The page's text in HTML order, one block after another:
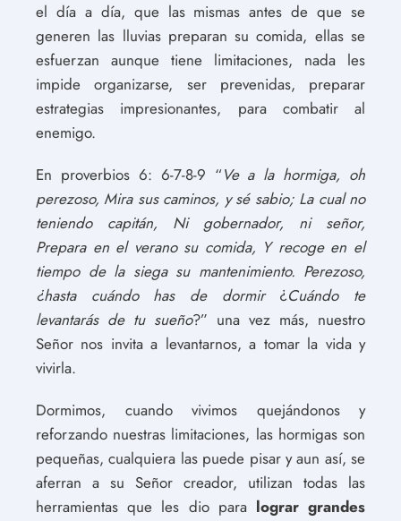
el día a día, que las mismas antes de que se
generen las lluvias preparan su comida, ellas se
esfuerzan aunque tiene limitaciones, nada les
impide organizarse, ser prevenidas, preparar
estrategias impresionantes, para combatir al
enemigo.
En proverbios 6: 6-7-8-9 “Ve a la hormiga, oh
perezoso, Mira sus caminos, y sé sabio; La cual no
teniendo capitán, Ni gobernador, ni señor,
Prepara en el verano su comida, Y recoge en el
tiempo de la siega su mantenimiento. Perezoso,
¿hasta cuándo has de dormir ¿Cuándo te
levantarás de tu sueño?” una vez más, nuestro
Señor nos invita a levantarnos, a tomar la vida y
vivirla.
Dormimos, cuando vivimos quejándonos y
reforzando nuestras limitaciones, las hormigas son
pequeñas, cualquiera las puede pisar y aun así, se
aferran a su Señor creador, utilizan todas las
herramientas que les dio para lograr grandes